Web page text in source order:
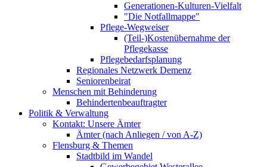
Generationen-Kulturen-Vielfalt
"Die Notfallmappe"
Pflege-Wegweiser
(Teil-)Kostenübernahme der
Pflegekasse
Pflegebedarfsplanung
Regionales Netzwerk Demenz
Seniorenbeirat
Menschen mit Behinderung
Behindertenbeauftragter
Politik & Verwaltung
Kontakt: Unsere Ämter
Ämter (nach Anliegen / von A-Z)
Flensburg & Themen
Stadtbild im Wandel